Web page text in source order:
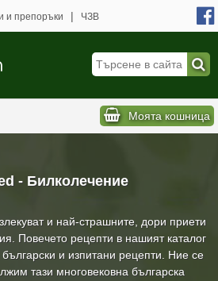
- Билколечение
и най-страшните, дори приети
Повечето рецепти в нашият каталог
и изпитани рецепти. Ние се
тази многовековна българска
и препоръки | ЧЗВ
Моята кошница